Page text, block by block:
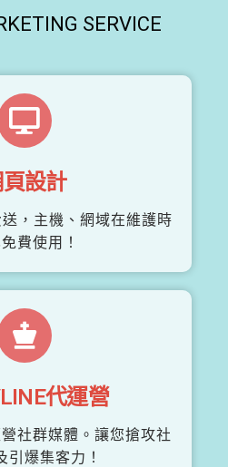
SERVICE
設計
，主機、網域在維護時
費使用！
代運營
社群媒體。讓您搶攻社
引爆集客力！